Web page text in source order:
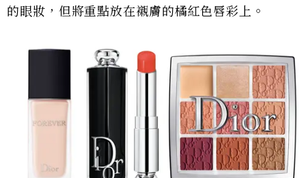
的眼妝，但將重點放在襯膚的橘紅色唇彩上。